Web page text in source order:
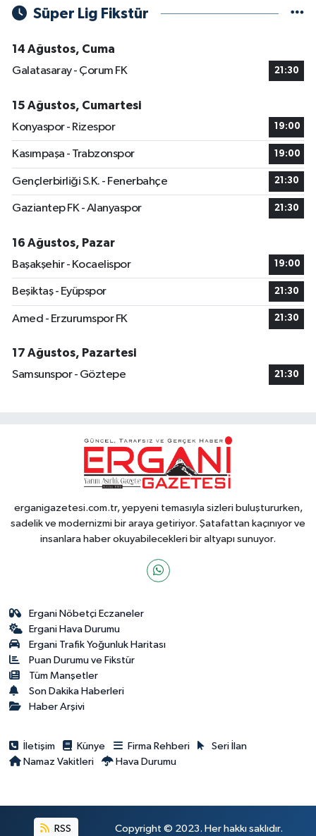
Süper Lig Fikstür
14 Ağustos, Cuma
Galatasaray - Çorum FK
21:30
15 Ağustos, Cumartesi
Konyaspor - Rizespor
19:00
Kasımpaşa - Trabzonspor 19:00
Gençlerbirliği S.K. - Fenerbahçe 21:30
Gaziantep FK - Alanyaspor 21:30
16 Ağustos, Pazar
Başakşehir - Kocaelispor
19:00
Beşiktaş - Eyüpspor 21:30
Amed - Erzurumspor FK 21:30
17 Ağustos, Pazartesi
Samsunspor - Göztepe
21:30
erganigazetesi.com.tr, yepyeni temasıyla sizleri buluştururken,
sadelik ve modernizmi bir araya getiriyor. Şatafattan kaçınıyor ve
insanlara haber okuyabilecekleri bir altyapı sunuyor.
Ergani Nöbetçi Eczaneler
Ergani Hava Durumu
Ergani Trafik Yoğunluk Haritası
Puan Durumu ve Fikstür
Tüm Manşetler
Son Dakika Haberleri
Haber Arşivi
İletişim Künye Firma Rehberi
Seri İlan
Namaz Vakitleri
Hava Durumu
RSS Copyright © 2023. Her hakkı saklıdır.